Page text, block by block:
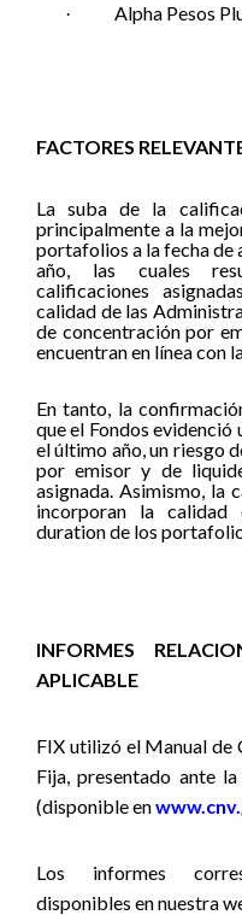
· Alpha Pesos
FACTORES
La suba de la
principalmente a la
portafolios a la fecha de
año, las cuales
calificaciones
calidad de las
de concentración por
encuentran en línea con
En tanto, la
que el Fondos
el último año, un riesgo
por emisor y de
asignada. Asimismo, la
incorporan la
duration de los
INFORMES
APLICABLE
FIX utilizó el Manual de
Fija,presentado ante
(disponible en
Los informes
disponibles en nuestra